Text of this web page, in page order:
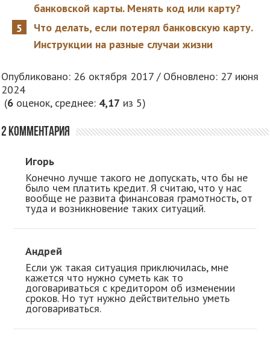
банковской карты. Менять код или карту?
Что делать, если потерял банковскую карту.
Инструкции на разные случаи жизни
Опубликовано: 26 октября 2017 / Обновлено: 27 июня
2024
(6 оценок, среднее: 4,17 из 5)
2 комментария
Игорь
Конечно лучше такого не допускать, что бы не
было чем платить кредит. Я считаю, что у нас
вообще не развита финансовая грамотность, от
туда и возникновение таких ситуаций.
Андрей
Если уж такая ситуация приключилась, мне
кажется что нужно суметь как то
договариваться с кредитором об изменении
сроков. Но тут нужно действительно уметь
договариваться.